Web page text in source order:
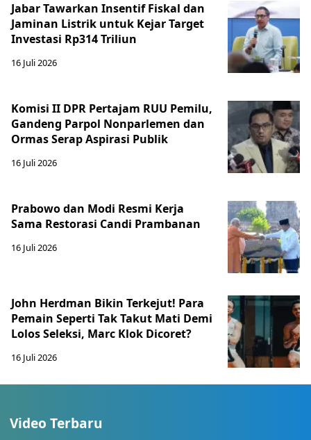
Jabar Tawarkan Insentif Fiskal dan
Jaminan Listrik untuk Kejar Target
Investasi Rp314 Triliun
16 Juli 2026
Komisi II DPR Pertajam RUU Pemilu,
Gandeng Parpol Nonparlemen dan
Ormas Serap Aspirasi Publik
16 Juli 2026
Prabowo dan Modi Resmi Kerja
Sama Restorasi Candi Prambanan
16 Juli 2026
John Herdman Bikin Terkejut! Para
Pemain Seperti Tak Takut Mati Demi
Lolos Seleksi, Marc Klok Dicoret?
16 Juli 2026
Video Terbaru